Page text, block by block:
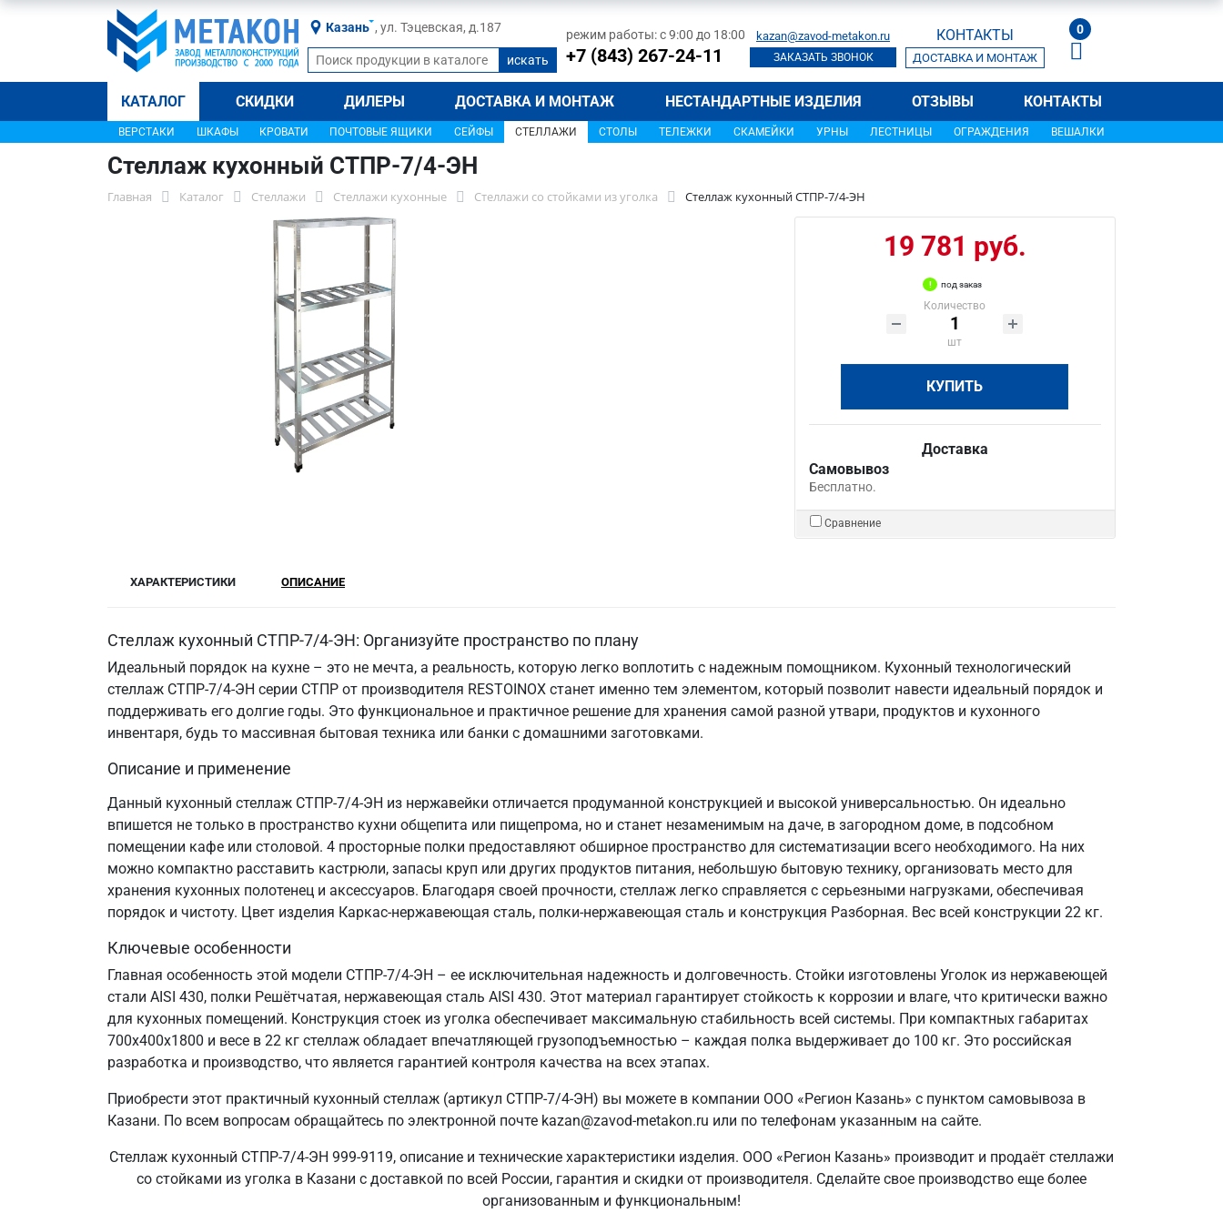
Казань , ул. Тэцевская, д.187 режим работы: с 9:00 до 18:00
+7 (843) 267-24-11
kazan@zavod-metakon.ru
ЗАКАЗАТЬ ЗВОНОК
КОНТАКТЫ
ДОСТАВКА И МОНТАЖ
0
КАТАЛОГ СКИДКИ ДИЛЕРЫ ДОСТАВКА И МОНТАЖ НЕСТАНДАРТНЫЕ ИЗДЕЛИЯ ОТЗЫВЫ КОНТАКТЫ
ВЕРСТАКИ ШКАФЫ КРОВАТИ ПОЧТОВЫЕ ЯЩИКИ СЕЙФЫ СТЕЛЛАЖИ СТОЛЫ ТЕЛЕЖКИ СКАМЕЙКИ УРНЫ ЛЕСТНИЦЫ ОГРАЖДЕНИЯ ВЕШАЛКИ
Стеллаж кухонный СТПР-7/4-ЭН
Главная Каталог Стеллажи Стеллажи кухонные Стеллажи со стойками из уголка Стеллаж кухонный СТПР-7/4-ЭН
19 781 руб.
под заказ
Количество
шт
КУПИТЬ
Доставка
Самовывоз
Бесплатно.
Сравнение
ХАРАКТЕРИСТИКИ ОПИСАНИЕ
Стеллаж кухонный СТПР-7/4-ЭН: Организуйте пространство по плану
Идеальный порядок на кухне – это не мечта, а реальность, которую легко воплотить с надежным помощником. Кухонный технологический
стеллаж СТПР-7/4-ЭН серии СТПР от производителя RESTOINOX станет именно тем элементом, который позволит навести идеальный порядок и
поддерживать его долгие годы. Это функциональное и практичное решение для хранения самой разной утвари, продуктов и кухонного
инвентаря, будь то массивная бытовая техника или банки с домашними заготовками.
Описание и применение
Данный кухонный стеллаж СТПР-7/4-ЭН из нержавейки отличается продуманной конструкцией и высокой универсальностью. Он идеально
впишется не только в пространство кухни общепита или пищепрома, но и станет незаменимым на даче, в загородном доме, в подсобном
помещении кафе или столовой. 4 просторные полки предоставляют обширное пространство для систематизации всего необходимого. На них
можно компактно расставить кастрюли, запасы круп или других продуктов питания, небольшую бытовую технику, организовать место для
хранения кухонных полотенец и аксессуаров. Благодаря своей прочности, стеллаж легко справляется с серьезными нагрузками, обеспечивая
порядок и чистоту. Цвет изделия Каркас-нержавеющая сталь, полки-нержавеющая сталь и конструкция Разборная. Вес всей конструкции 22 кг.
Ключевые особенности
Главная особенность этой модели СТПР-7/4-ЭН – ее исключительная надежность и долговечность. Стойки изготовлены Уголок из нержавеющей
стали AISI 430, полки Решётчатая, нержавеющая сталь AISI 430. Этот материал гарантирует стойкость к коррозии и влаге, что критически важно
для кухонных помещений. Конструкция стоек из уголка обеспечивает максимальную стабильность всей системы. При компактных габаритах
700х400х1800 и весе в 22 кг стеллаж обладает впечатляющей грузоподъемностью – каждая полка выдерживает до 100 кг. Это российская
разработка и производство, что является гарантией контроля качества на всех этапах.
Приобрести этот практичный кухонный стеллаж (артикул СТПР-7/4-ЭН) вы можете в компании ООО «Регион Казань» с пунктом самовывоза в
Казани. По всем вопросам обращайтесь по электронной почте kazan@zavod-metakon.ru или по телефонам указанным на сайте.
Стеллаж кухонный СТПР-7/4-ЭН 999-9119, описание и технические характеристики изделия. ООО «Регион Казань» производит и продаёт стеллажи
со стойками из уголка в Казани с доставкой по всей России, гарантия и скидки от производителя. Сделайте свое производство еще более
организованным и функциональным!